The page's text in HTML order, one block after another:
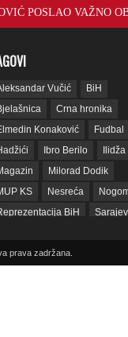
POSLAO VAŽNO
Vučić
BiH
Crna hronika
Konaković
Fudbal
Ibro Berilo
Ilidža
Milorad Dodik
KS
Nesreća
BiH
BiH
Tarčin
prava zadržana.